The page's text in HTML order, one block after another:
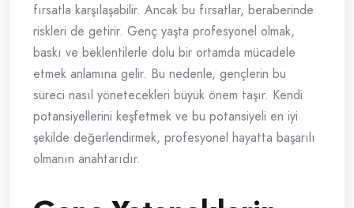
fırsatla karşılaşabilir. Ancak bu fırsatlar, beraberinde
riskleri de getirir. Genç yaşta profesyonel olmak,
baskı ve beklentilerle dolu bir ortamda mücadele
etmek anlamına gelir. Bu nedenle, gençlerin bu
süreci nasıl yönetecekleri büyük önem taşır. Kendi
potansiyellerini keşfetmek ve bu potansiyeli en iyi
şekilde değerlendirmek, profesyonel hayatta başarılı
olmanın anahtarıdır.